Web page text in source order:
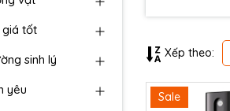
giá tốt
sinh lý
yêu
Xếp theo:
Sale